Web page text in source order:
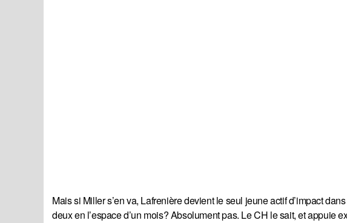
Mais si Miller s’en va, Lafrenière devient le seul jeune actif d’impact
deux en l’espace d’un mois? Absolument pas. Le CH le sait, et appuie